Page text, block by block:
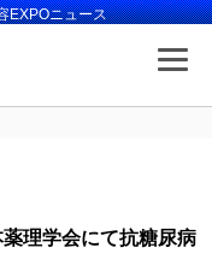
EXPOニュース
薬理学会にて抗糖尿病